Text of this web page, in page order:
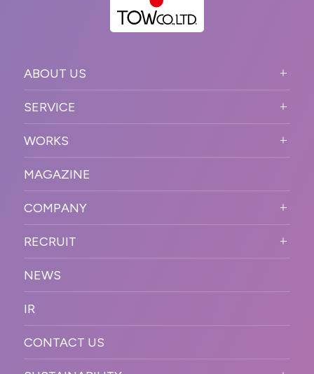
ABOUT US
PURPOSE
VISION
OUR DNA
SERVICE
STRONG POINT
BUSINESS DOMAIN
SOLUTION
WORKFLOW
WORKS
オンラインイベント
SNSプロモーション
プラットフォーム販
促
デジタル制作・映像
制作
PR
カンファレンス・展示会・アワ
ESPORTS・ゲームプロモーシ
MAGAZINE
COMPANY
COMPANY INFORMATION
MESSAGE
OFFICER
ACCESS
ORGANIZATION CHART
HISTORY
RECRUIT
新卒採用
キャリア採用
NEWS
IR
CONTACT US